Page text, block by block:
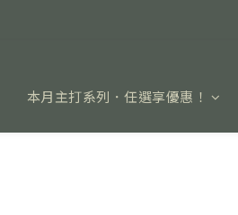
本月主打系列．任選享優惠！